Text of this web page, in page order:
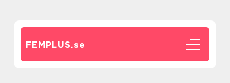
FEMPLUS.se